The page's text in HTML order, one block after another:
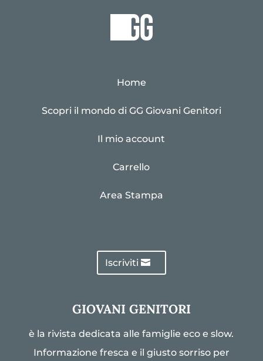
Home
Scopri il mondo di GG Giovani Genitori
Il mio account
Carrello
Area Stampa
Iscriviti
GIOVANI GENITORI
è la rivista dedicata alle famiglie eco e slow.
Informazione fresca e il giusto sorriso per